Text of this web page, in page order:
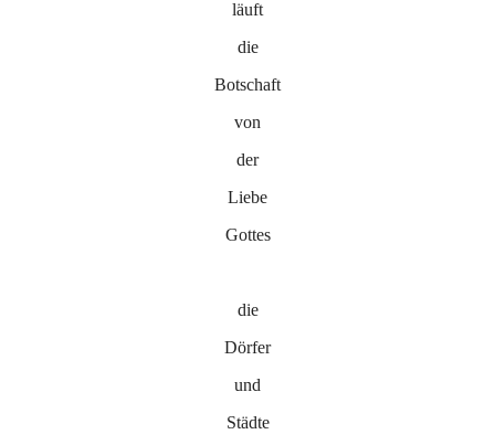
läuft
die
Botschaft
von
der
Liebe
Gottes
die
Dörfer
und
Städte